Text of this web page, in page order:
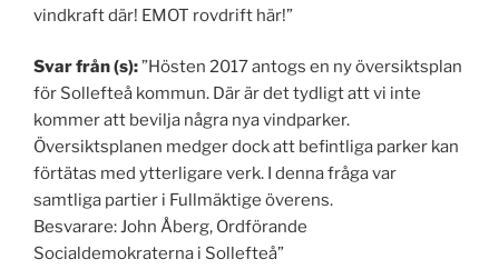
vindkraft där! EMOT rovdrift här!”
Svar från (s):”Hösten 2017 antogs en ny översiktsplan
för Sollefteå kommun. Där är det tydligt att vi inte
kommer att bevilja några nya vindparker.
Översiktsplanen medger dock att befintliga parker kan
förtätas med ytterligare verk. I denna fråga var
samtliga partier i Fullmäktige överens.
Besvarare: John Åberg, Ordförande
Socialdemokraterna i Sollefteå”